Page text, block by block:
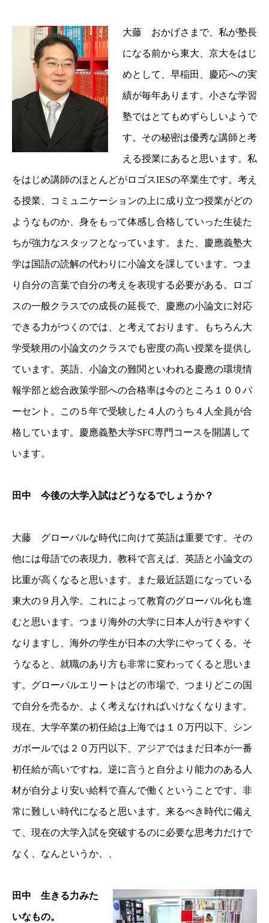
大藤 おかげさまで、私が塾長
になる前から東大、京大をはじ
めとして、早稲田、慶応への実
績が毎年あります。小さな学習
塾ではとてもめずらしいようで
す。その秘密は優秀な講師と考
える授業にあると思います。私
をはじめ講師のほとんどがロゴスIESの卒業生です。考え
る授業、コミュニケーションの上に成り立つ授業がどの
ようなものか、身をもって体感し合格していった生徒た
ちが強力なスタッフとなっています。また、慶應義塾大
学は国語の読解の代わりに小論文を課しています。つま
り自分の言葉で自分の考えを表現する必要がある。ロゴ
スの一般クラスでの成長の延長で、慶應の小論文に対応
できる力がつくのでは、と考えております。もちろん大
学受験用の小論文のクラスでも密度の高い授業を提供し
ています。英語、小論文の難関といわれる慶應の環境情
報学部と総合政策学部への合格率は今のところ１００パ
ーセント。この５年で受験した４人のうち４人全員が合
格しています。慶應義塾大学SFC専門コースを開講して
います。
田中 今後の大学入試はどうなるでしょうか？
大藤 グローバルな時代に向けて英語は重要です。その
他には母語での表現力。教科で言えば、英語と小論文の
比重が高くなると思います。また最近話題になっている
東大の９月入学。これによって教育のグローバル化も進
むと思います。つまり海外の大学に日本人が行きやすく
なりますし、海外の学生が日本の大学にやってくる。そ
うなると、就職のあり方も非常に変わってくると思いま
す。グローバルエリートはどの市場で、つまりどこの国
で自分を売るか、よく考えなければいけなくなります。
現在、大学卒業の初任給は上海では１０万円以下、シン
ガポールでは２０万円以下、アジアではまだ日本が一番
初任給が高いですね。逆に言うと自分より能力のある人
材が自分より安い給料で喜んで働くということです。非
常に難しい時代になると思います。来るべき時代に備え
て、現在の大学入試を突破するのに必要な思考力だけで
なく、なんというか、、
田中 生きる力みた
いなもの。